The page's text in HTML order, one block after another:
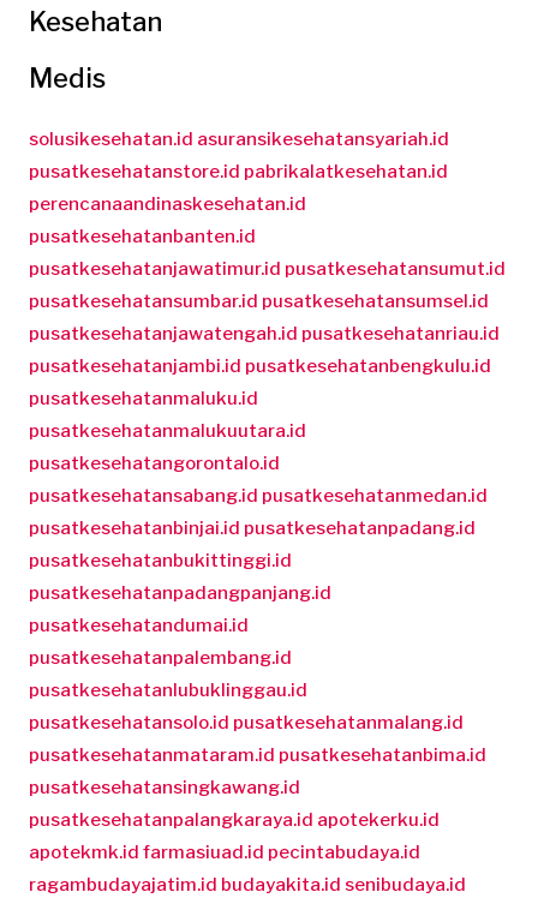
Kesehatan
Medis
solusikesehatan.id asuransikesehatansyariah.id
pusatkesehatanstore.id pabrikalatkesehatan.id
perencanaandinaskesehatan.id
pusatkesehatanbanten.id
pusatkesehatanjawatimur.id pusatkesehatansumut.id
pusatkesehatansumbar.id pusatkesehatansumsel.id
pusatkesehatanjawatengah.id pusatkesehatanriau.id
pusatkesehatanjambi.id pusatkesehatanbengkulu.id
pusatkesehatanmaluku.id
pusatkesehatanmalukuutara.id
pusatkesehatangorontalo.id
pusatkesehatansabang.id pusatkesehatanmedan.id
pusatkesehatanbinjai.id pusatkesehatanpadang.id
pusatkesehatanbukittinggi.id
pusatkesehatanpadangpanjang.id
pusatkesehatandumai.id
pusatkesehatanpalembang.id
pusatkesehatanlubuklinggau.id
pusatkesehatansolo.id pusatkesehatanmalang.id
pusatkesehatanmataram.id pusatkesehatanbima.id
pusatkesehatansingkawang.id
pusatkesehatanpalangkaraya.id apotekerku.id
apotekmk.id farmasiuad.id pecintabudaya.id
ragambudayajatim.id budayakita.id senibudaya.id